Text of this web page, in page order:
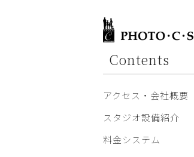
Contents
アクセス・会社概要
スタジオ設備紹介
料金システム